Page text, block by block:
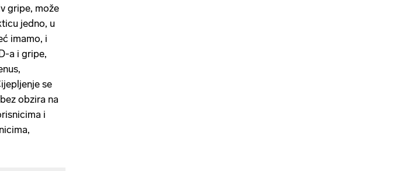
gripe, može
jedno, u
imamo, i
a i gripe,
se
obzira na
i